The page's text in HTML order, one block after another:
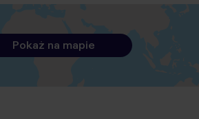
Pokaż na mapie